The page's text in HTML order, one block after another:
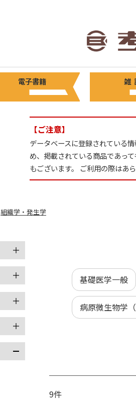
電子書籍 雑
【ご注意】
データベースに登録されている
め、掲載されている商品であっ
もございます。 ご利用の際はあ
組織学・発生学
基礎医学一般
病原微生物学
9件